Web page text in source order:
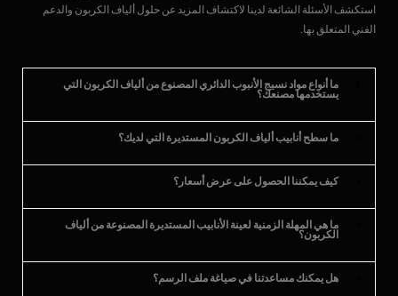
استكشف الأسئلة الشائعة لدينا لاكتشاف المزيد عن حلول ألياف الكربون والدعم
الفني المتعلق بها.
ما أنواع مواد نسيج الأنبوب الدائري المصنوع من ألياف الكربون التي
يستخدمها مصنعك؟
ما سطح أنابيب ألياف الكربون المستديرة التي لديك؟
كيف يمكننا الحصول على عرض أسعار؟
ما هي المهلة الزمنية لعينة الأنابيب المستديرة المصنوعة من ألياف
الكربون؟
هل يمكنك مساعدتنا في صياغة ملف الرسم؟